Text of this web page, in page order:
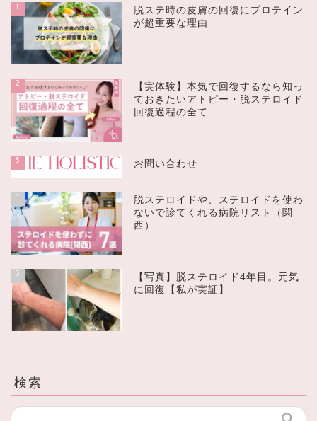
1
脱ステ時の皮膚の回復にプロテイン
が超重要な理由
2
【実体験】本気で回復するなら知っ
ておきたいアトピー・脱ステロイド
回復過程の全て
3 お問い合わせ
4
脱ステロイドや、ステロイドを使わ
ないで診てくれる病院リスト（関
西）
5
【写真】脱ステロイド4年目。元気
に回復【私が実証】
検索